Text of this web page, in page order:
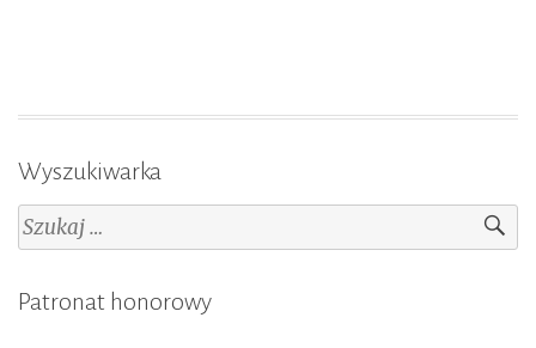
Wyszukiwarka
Szukaj:
Patronat honorowy